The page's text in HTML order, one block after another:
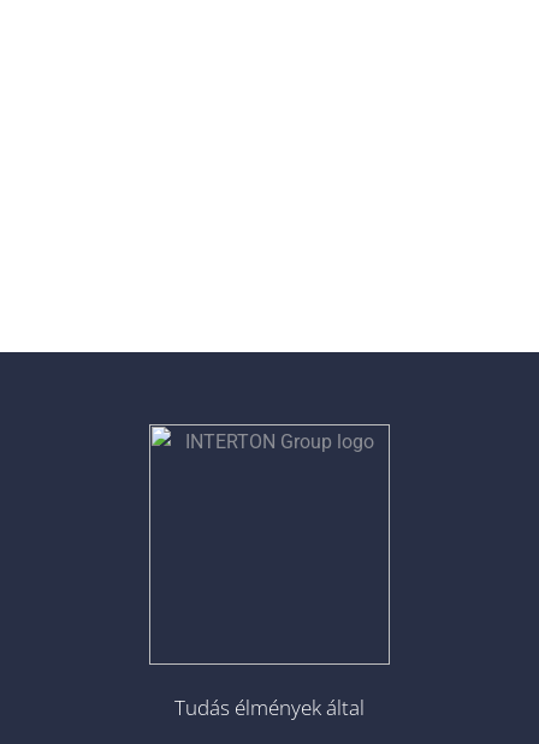
Tudás élmények által